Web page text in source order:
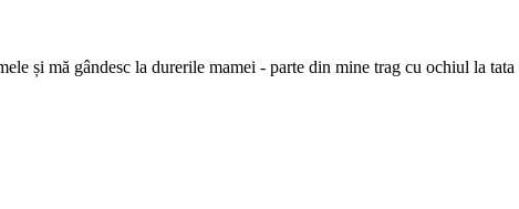
și mă gândesc la durerile mamei - parte din mine trag cu ochiul la